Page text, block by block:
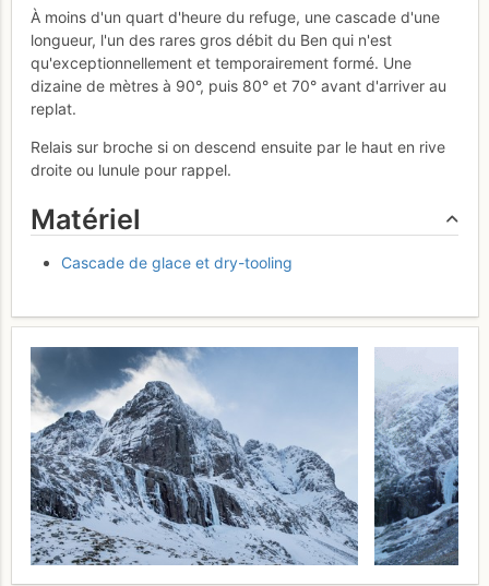
À moins d'un quart d'heure du refuge, une cascade d'une
longueur, l'un des rares gros débit du Ben qui n'est
qu'exceptionnellement et temporairement formé. Une
dizaine de mètres à 90°, puis 80° et 70° avant d'arriver au
replat.
Relais sur broche si on descend ensuite par le haut en rive
droite ou lunule pour rappel.
Matériel
Cascade de glace et dry-tooling